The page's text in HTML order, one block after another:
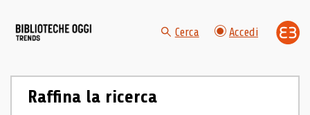
Cerca Accedi
Raffina la ricerca